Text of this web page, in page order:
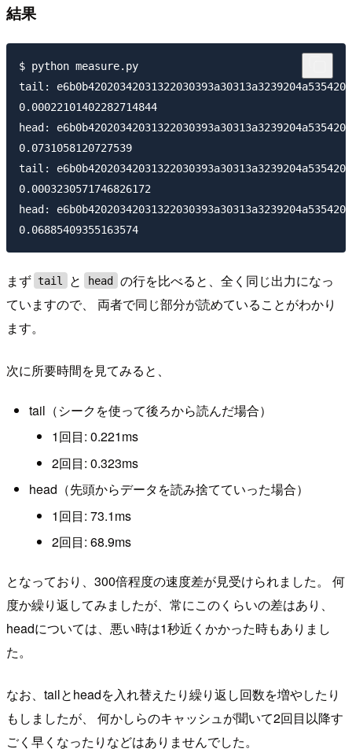
結果
$ python measure.py
tail:
0.00022101402282714844
head:
0.0731058120727539
tail:
0.0003230571746826172
head:
まず tail と head の行を比べると、全く同じ出力になっ
ていますので、 両者で同じ部分が読めていることがわかり
ます。
次に所要時間を見てみると、
tail（シークを使って後ろから読んだ場合）
1回目: 0.221ms
2回目: 0.323ms
head（先頭からデータを読み捨てていった場合）
1回目: 73.1ms
2回目: 68.9ms
となっており、300倍程度の速度差が見受けられました。 何
度か繰り返してみましたが、常にこのくらいの差はあり、
headについては、悪い時は1秒近くかかった時もありまし
た。
なお、tailとheadを入れ替えたり繰り返し回数を増やしたり
もしましたが、 何かしらのキャッシュが聞いて2回目以降す
ごく早くなったりなどはありませんでした。